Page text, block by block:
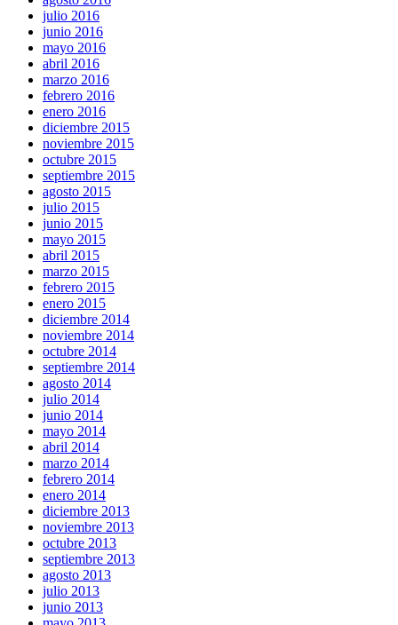
julio 2016
junio 2016
mayo 2016
abril 2016
marzo 2016
febrero 2016
enero 2016
diciembre 2015
noviembre 2015
octubre 2015
septiembre 2015
agosto 2015
julio 2015
junio 2015
mayo 2015
abril 2015
marzo 2015
febrero 2015
enero 2015
diciembre 2014
noviembre 2014
octubre 2014
septiembre 2014
agosto 2014
julio 2014
junio 2014
mayo 2014
abril 2014
marzo 2014
febrero 2014
enero 2014
diciembre 2013
noviembre 2013
octubre 2013
septiembre 2013
agosto 2013
julio 2013
junio 2013